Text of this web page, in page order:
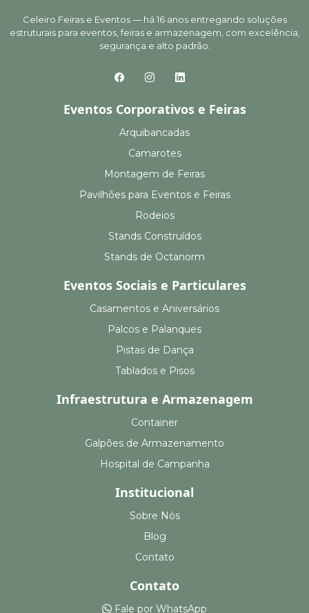
Celeiro Feiras e Eventos — há 16 anos entregando soluções
estruturais para eventos, feiras e armazenagem, com excelência,
segurança e alto padrão.
Eventos Corporativos e Feiras
Arquibancadas
Camarotes
Montagem de Feiras
Pavilhões para Eventos e Feiras
Rodeios
Stands Construídos
Stands de Octanorm
Eventos Sociais e Particulares
Casamentos e Aniversários
Palcos e Palanques
Pistas de Dança
Tablados e Pisos
Infraestrutura e Armazenagem
Container
Galpões de Armazenamento
Hospital de Campanha
Institucional
Sobre Nós
Blog
Contato
Contato
Fale por WhatsApp